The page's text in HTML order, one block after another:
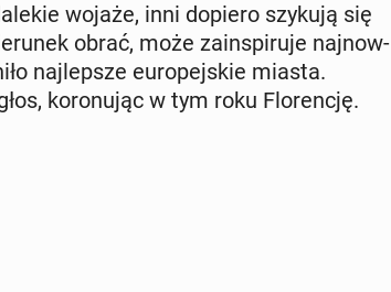
wojaże, inni dopiero szykują się
obrać, może za­in­spi­ru­je naj­now­
naj­lep­sze eu­ro­pej­skie miasta.
ko­ro­nu­jąc w tym roku Flo­ren­cję.